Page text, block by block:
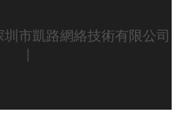
市凱路網絡技術有限公司
|